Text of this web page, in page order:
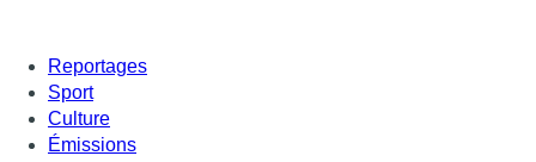
Reportages
Sport
Culture
Émissions